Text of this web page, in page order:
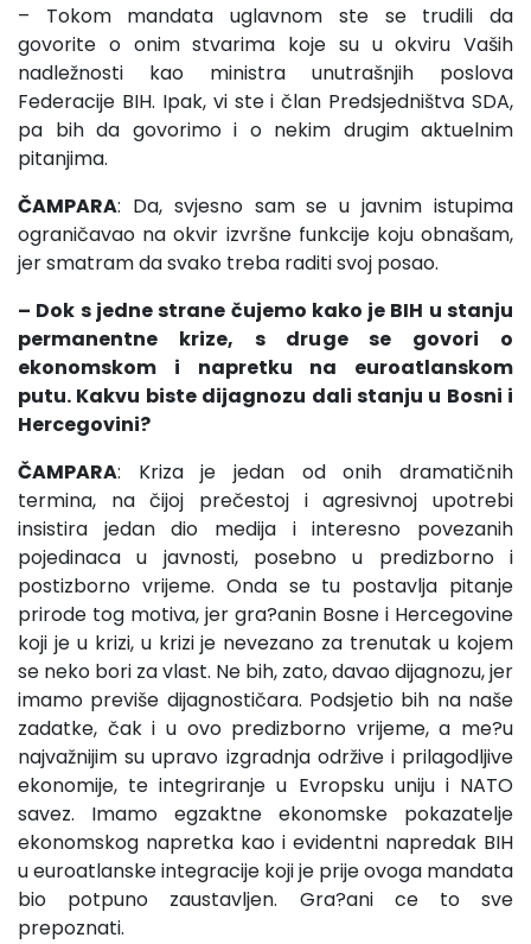
– Tokom mandata uglavnom ste se trudili da
govorite o onim stvarima koje su u okviru Vaših
nadležnosti kao ministra unutrašnjih poslova
Federacije BIH. Ipak, vi ste i član Predsjedništva SDA,
pa bih da govorimo i o nekim drugim aktuelnim
pitanjima.
ČAMPARA: Da, svjesno sam se u javnim istupima
ograničavao na okvir izvršne funkcije koju obnašam,
jer smatram da svako treba raditi svoj posao.
– Dok s jedne strane čujemo kako je BIH u stanju
permanentne krize, s druge se govori o
ekonomskom i napretku na euroatlanskom
putu. Kakvu biste dijagnozu dali stanju u Bosni i
Hercegovini?
ČAMPARA: Kriza je jedan od onih dramatičnih
termina, na čijoj prečestoj i agresivnoj upotrebi
insistira jedan dio medija i interesno povezanih
pojedinaca u javnosti, posebno u predizborno i
postizborno vrijeme. Onda se tu postavlja pitanje
prirode tog motiva, jer gra?anin Bosne i Hercegovine
koji je u krizi, u krizi je nevezano za trenutak u kojem
se neko bori za vlast. Ne bih, zato, davao dijagnozu, jer
imamo previše dijagnostičara. Podsjetio bih na naše
zadatke, čak i u ovo predizborno vrijeme, a me?u
najvažnijim su upravo izgradnja održive i prilagodljive
ekonomije, te integriranje u Evropsku uniju i NATO
savez. Imamo egzaktne ekonomske pokazatelje
ekonomskog napretka kao i evidentni napredak BIH
u euroatlanske integracije koji je prije ovoga mandata
bio potpuno zaustavljen. Gra?ani ce to sve
prepoznati.